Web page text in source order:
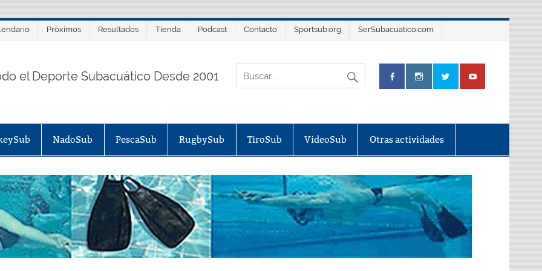
Próximos Resultados Tienda Podcast Contacto Sportsub.org SerSubacuatico.com
el Deporte Subacuático Desde 2001
NadoSub PescaSub RugbySub TiroSub VideoSub Otras actividades